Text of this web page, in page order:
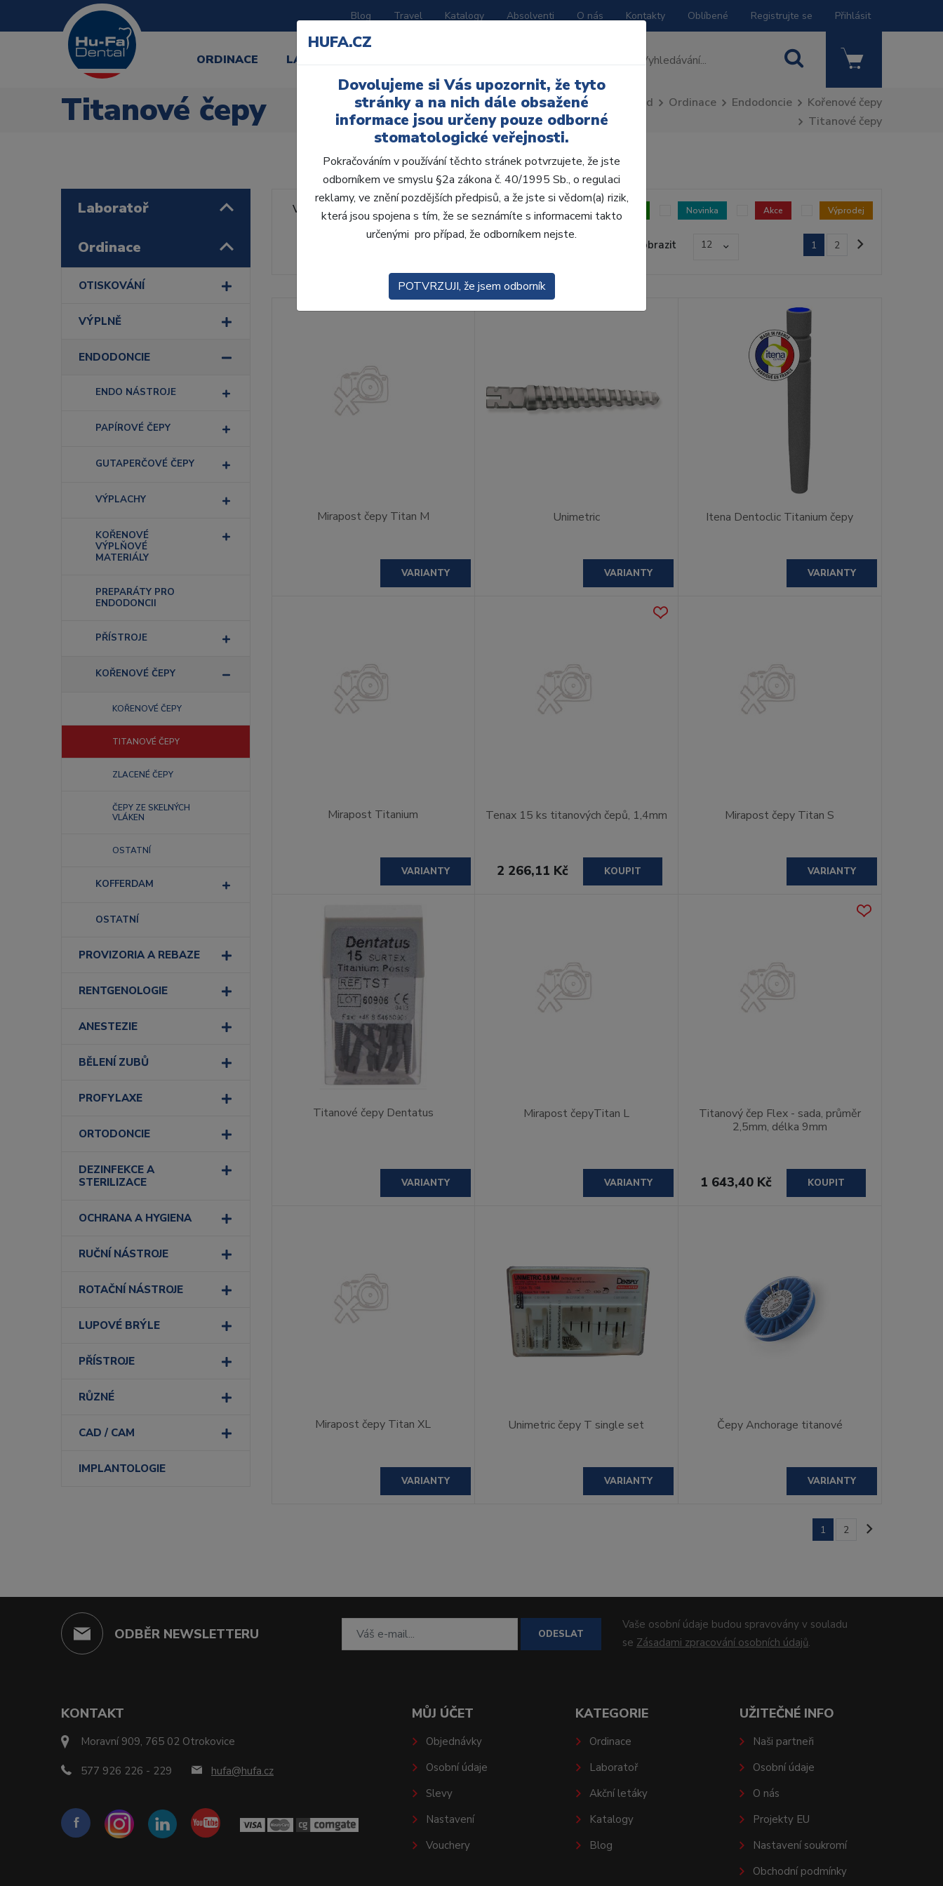
Blog Travel Katalogy Absolventi O nás Kontakty Oblíbené Registrujte se Přihlásit
ORDINACE LABORATOŘ
Titanové čepy Úvod Ordinace Endodoncie
Kořenové čepy
Titanové čepy
Laboratoř
Ordinace
OTISKOVÁNÍ
VÝPLNĚ
ENDODONCIE
ENDO NÁSTROJE
PAPÍROVÉ ČEPY
GUTAPERČOVÉ ČEPY
VÝPLACHY
KOŘENOVÉ
VÝPLŇOVÉ
MATERIÁLY
PREPARÁTY PRO
ENDODONCII
PŘÍSTROJE
KOŘENOVÉ ČEPY
KOŘENOVÉ ČEPY
TITANOVÉ ČEPY
ZLACENÉ ČEPY
ČEPY ZE SKELNÝCH
VLÁKEN
OSTATNÍ
KOFFERDAM
OSTATNÍ
PROVIZORIA A REBAZE
RENTGENOLOGIE
ANESTEZIE
BĚLENÍ ZUBŮ
PROFYLAXE
ORTODONCIE
DEZINFEKCE A
STERILIZACE
OCHRANA A HYGIENA
RUČNÍ NÁSTROJE
ROTAČNÍ NÁSTROJE
LUPOVÉ BRÝLE
PŘÍSTROJE
RŮZNÉ
CAD / CAM
IMPLANTOLOGIE
Výrobce: Skladem Novinka Akce Výprodej
Výchozí Zobrazit 12 1 2
Mirapost čepy Titan M
VARIANTY
Unimetric
VARIANTY
Itena Dentoclic Titanium čepy
VARIANTY
Mirapost Titanium
VARIANTY
Tenax 15 ks titanových čepů, 1,4mm
2 266,11 Kč KOUPIT
Mirapost čepy Titan S
VARIANTY
Titanové čepy Dentatus
VARIANTY
Mirapost čepyTitan L
VARIANTY
Titanový čep Flex - sada, průměr
2,5mm, délka 9mm
1 643,40 Kč KOUPIT
Mirapost čepy Titan XL
VARIANTY
Unimetric čepy T single set
VARIANTY
Čepy Anchorage titanové
VARIANTY
1 2
ODBĚR NEWSLETTERU ODESLAT
Vaše osobní údaje budou spravovány v souladu
se Zásadami zpracování osobních údajů.
KONTAKT
Moravní 909, 765 02 Otrokovice
577 926 226 - 229 hufa@hufa.cz
MŮJ ÚČET
Objednávky
Osobní údaje
Slevy
Nastavení
Vouchery
KATEGORIE
Ordinace
Laboratoř
Akční letáky
Katalogy
Blog
UŽITEČNÉ INFO
Naši partneři
Osobní údaje
O nás
Projekty EU
Nastavení soukromí
Obchodní podmínky
HUFA.CZ
Dovolujeme si Vás upozornit, že tyto
stránky a na nich dále obsažené
informace jsou určeny pouze odborné
stomatologické veřejnosti.
Pokračováním v používání těchto stránek potvrzujete, že jste
odborníkem ve smyslu §2a zákona č. 40/1995 Sb., o regulaci
reklamy, ve znění pozdějších předpisů, a že jste si vědom(a) rizik,
která jsou spojena s tím, že se seznámíte s informacemi takto
určenými pro případ, že odborníkem nejste.
POTVRZUJI, že jsem odborník